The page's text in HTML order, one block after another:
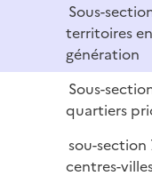
Sous-
territoires
génération
Sous-
quartiers
sou-section
centres-